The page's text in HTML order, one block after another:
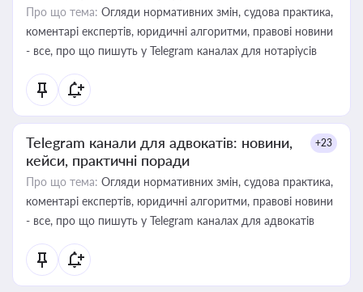
Про що тема: Огляди нормативних змін, судова практика,
коментарі експертів, юридичні алгоритми, правові новини
- все, про що пишуть у Telegram каналах для нотаріусів
Telegram канали для адвокатів: новини,
кейси, практичні поради
+23
Про що тема: Огляди нормативних змін, судова практика,
коментарі експертів, юридичні алгоритми, правові новини
- все, про що пишуть у Telegram каналах для адвокатів